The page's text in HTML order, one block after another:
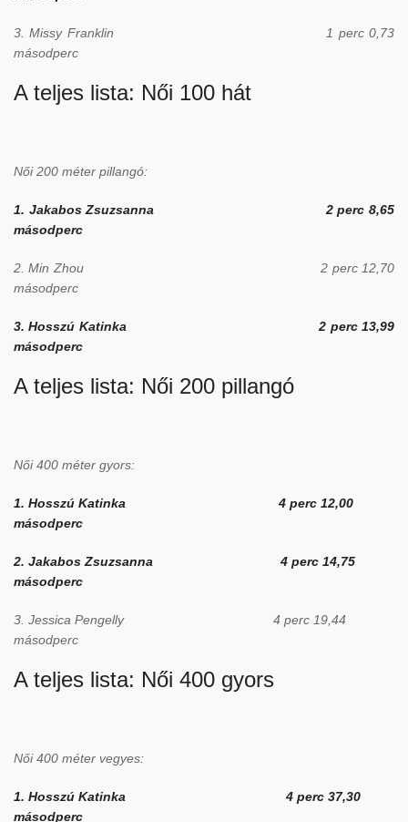
3. Missy Franklin 1 perc 0,73
másodperc
A teljes lista: Női 100 hát
Női 200 méter pillangó:
1. Jakabos Zsuzsanna 2 perc 8,65
másodperc
2. Min Zhou 2 perc 12,70
másodperc
3. Hosszú Katinka 2 perc 13,99
másodperc
A teljes lista: Női 200 pillangó
Női 400 méter gyors:
1. Hosszú Katinka 4 perc 12,00
másodperc
2. Jakabos Zsuzsanna 4 perc 14,75
másodperc
3. Jessica Pengelly 4 perc 19,44
másodperc
A teljes lista: Női 400 gyors
Női 400 méter vegyes:
1. Hosszú Katinka 4 perc 37,30
másodperc